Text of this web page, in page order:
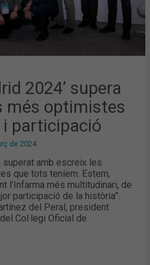
2024’ supera
més optimistes
i participació
de 2024
superat amb escreix les
que tots teníem. Estem,
l’Infarma més multitudinari, de
participació de la història”.
del Peral, president
Col·legi Oficial de